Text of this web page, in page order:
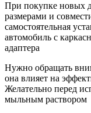
При покупке новых
размерами и
самостоятельная
автомобиль с
адаптера
Нужно обращать
она влияет на
Желательно перед
мыльным раствором